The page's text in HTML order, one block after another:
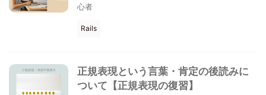
心者
Rails
正規表現という言葉・肯定の後読みに
ついて【正規表現の復習】